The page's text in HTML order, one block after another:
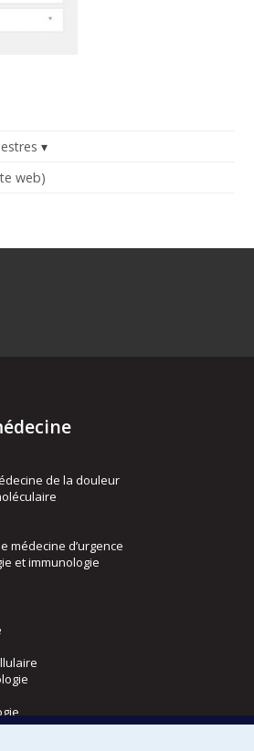
web)
de la douleur
médecine d’urgence
et immunologie
et médecine nucléaire